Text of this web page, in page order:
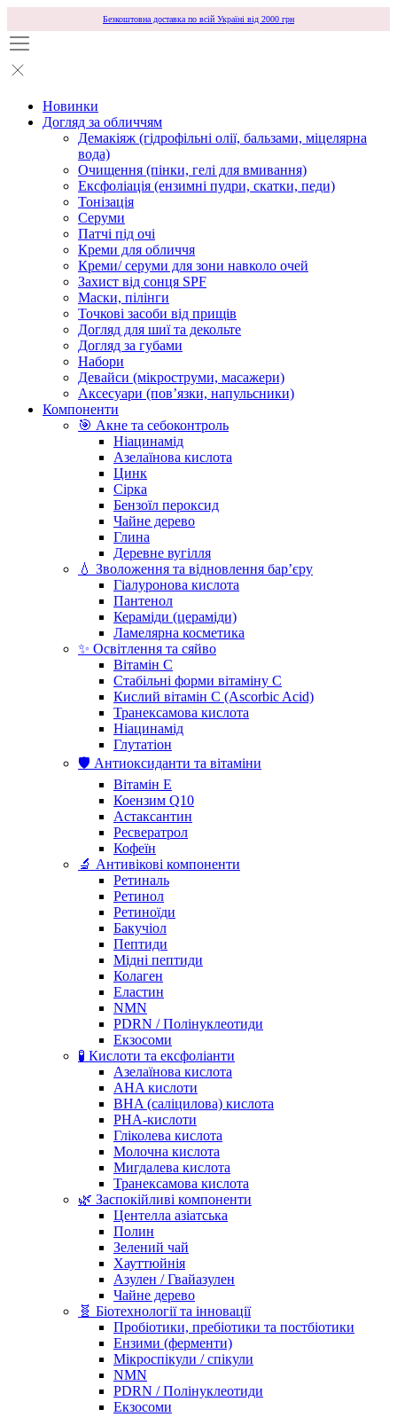
Безкоштовна доставка по всій Україні від 2000 грн
Новинки
Догляд за обличчям
Демакіяж (гідрофільні олії, бальзами, міцелярна
вода)
Очищення (пінки, гелі для вмивання)
Ексфоліація (ензимні пудри, скатки, педи)
Тонізація
Серуми
Патчі під очі
Креми для обличчя
Креми/ серуми для зони навколо очей
Захист від сонця SPF
Маски, пілінги
Точкові засоби від прищів
Догляд для шиї та декольте
Догляд за губами
Набори
Девайси (мікроструми, масажери)
Аксесуари (повʼязки, напульсники)
Компоненти
🎯 Акне та себоконтроль
Ніацинамід
Азелаїнова кислота
Цинк
Сірка
Бензоїл пероксид
Чайне дерево
Глина
Деревне вугілля
💧 Зволоження та відновлення бар’єру
Гіалуронова кислота
Пантенол
Кераміди (цераміди)
Ламелярна косметика
✨ Освітлення та сяйво
Вітамін С
Стабільні форми вітаміну С
Кислий вітамін С (Ascorbic Acid)
Транексамова кислота
Ніацинамід
Глутатіон
🛡️ Антиоксиданти та вітаміни
Вітамін Е
Коензим Q10
Астаксантин
Ресвератрол
Кофеїн
🔬 Антивікові компоненти
Ретиналь
Ретинол
Ретиноїди
Бакучіол
Пептиди
Мідні пептиди
Колаген
Еластин
NMN
PDRN / Полінуклеотиди
Екзосоми
🧪 Кислоти та ексфоліанти
Азелаїнова кислота
AHA кислоти
BHA (саліцилова) кислота
PHA-кислоти
Гліколева кислота
Молочна кислота
Мигдалева кислота
Транексамова кислота
🌿 Заспокійливі компоненти
Центелла азіатська
Полин
Зелений чай
Хауттюйнія
Азулен / Гвайазулен
Чайне дерево
🧬 Біотехнології та інновації
Пробіотики, пребіотики та постбіотики
Ензими (ферменти)
Мікроспікули / спікули
NMN
PDRN / Полінуклеотиди
Екзосоми